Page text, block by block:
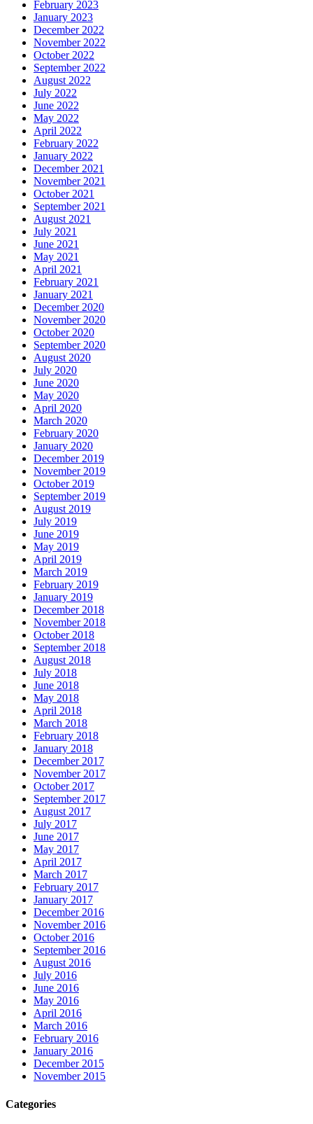
February 2023
January 2023
December 2022
November 2022
October 2022
September 2022
August 2022
July 2022
June 2022
May 2022
April 2022
February 2022
January 2022
December 2021
November 2021
October 2021
September 2021
August 2021
July 2021
June 2021
May 2021
April 2021
February 2021
January 2021
December 2020
November 2020
October 2020
September 2020
August 2020
July 2020
June 2020
May 2020
April 2020
March 2020
February 2020
January 2020
December 2019
November 2019
October 2019
September 2019
August 2019
July 2019
June 2019
May 2019
April 2019
March 2019
February 2019
January 2019
December 2018
November 2018
October 2018
September 2018
August 2018
July 2018
June 2018
May 2018
April 2018
March 2018
February 2018
January 2018
December 2017
November 2017
October 2017
September 2017
August 2017
July 2017
June 2017
May 2017
April 2017
March 2017
February 2017
January 2017
December 2016
November 2016
October 2016
September 2016
August 2016
July 2016
June 2016
May 2016
April 2016
March 2016
February 2016
January 2016
December 2015
November 2015
Categories